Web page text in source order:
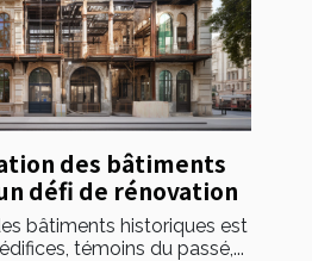
des bâtiments
défi de rénovation
bâtiments historiques est
témoins du passé,...